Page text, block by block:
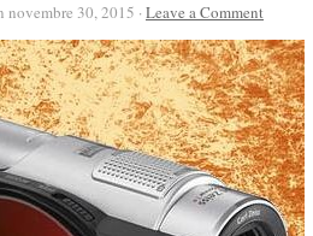
novembre 30, 2015 · Leave a Comment